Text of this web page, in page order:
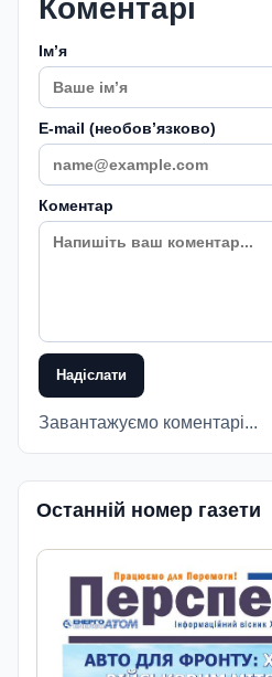
Коментарі
Імʼя
E-mail (необовʼязково)
Коментар
Надіслати
Завантажуємо коментарі...
Останній номер газети